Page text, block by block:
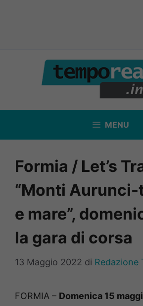
contenuto
MENU
Formia / Let’s
“Monti
e mare”,
la gara di corsa
13 Maggio 2022 di Redazione
FORMIA – Domenica 15